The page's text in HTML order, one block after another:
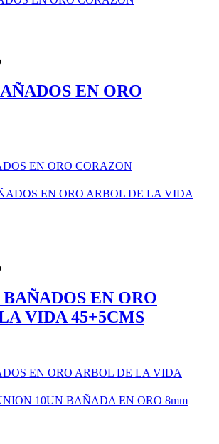
EN ORO
EN ORO CORAZON
EN ORO
VIDA 45+5CMS
EN ORO ARBOL DE LA VIDA